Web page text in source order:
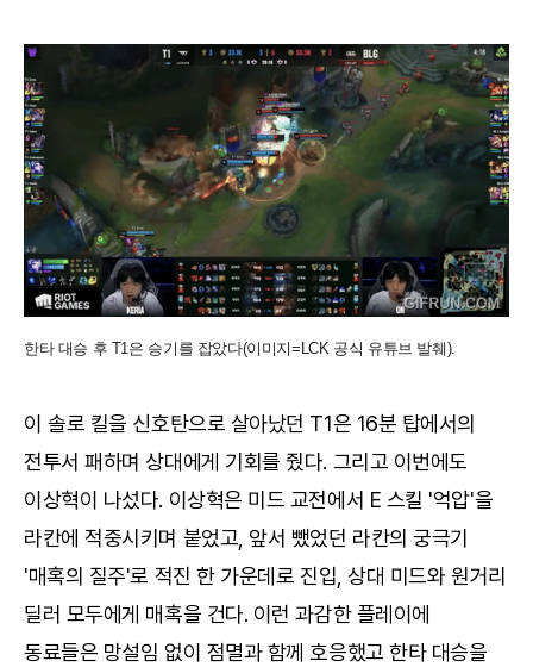
한타 대승 후 T1은 승기를 잡았다(이미지=LCK 공식 유튜브 발췌).
이 솔로 킬을 신호탄으로 살아났던 T1은 16분 탑에서의
전투서 패하며 상대에게 기회를 줬다. 그리고 이번에도
이상혁이 나섰다. 이상혁은 미드 교전에서 E 스킬 '억압'을
라칸에 적중시키며 붙었고, 앞서 뺐었던 라칸의 궁극기
'매혹의 질주'로 적진 한 가운데로 진입, 상대 미드와 원거리
딜러 모두에게 매혹을 건다. 이런 과감한 플레이에
동료들은 망설임 없이 점멸과 함께 호응했고 한타 대승을